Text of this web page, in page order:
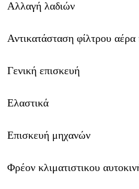
Αλλαγή λαδιών
Αντικατάσταση φίλτρου αέρα
Γενική επισκευή
Ελαστικά
Επισκευή μηχανών
Φρέον κλιματιστικου